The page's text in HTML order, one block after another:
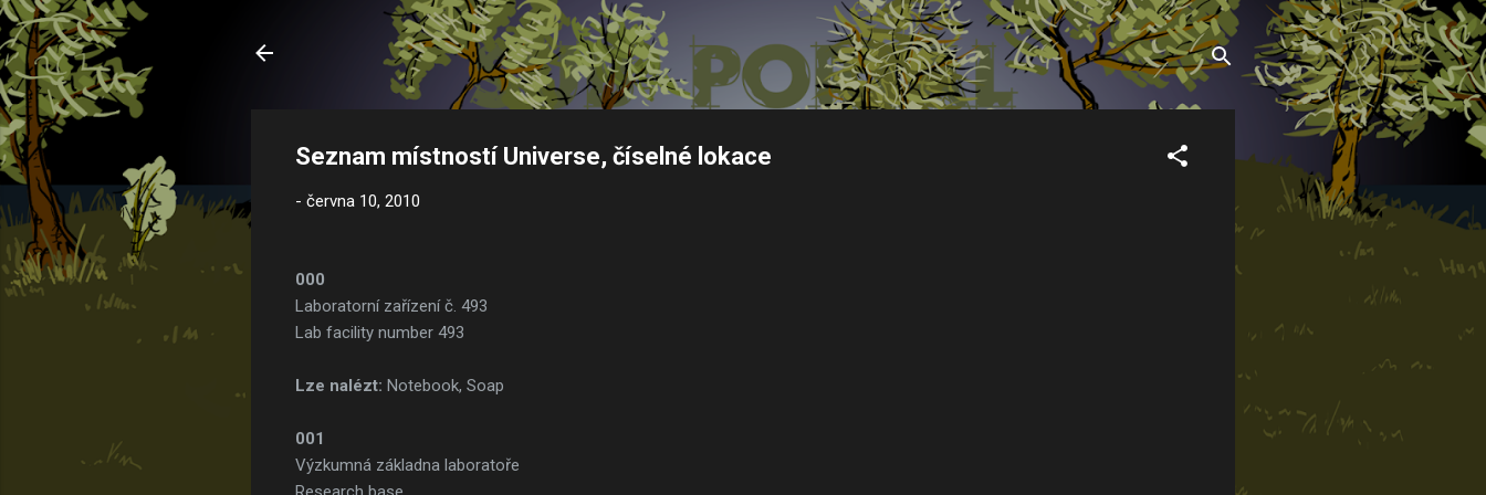
Přeskočit na hlavní obsah
Seznam místností Universe, číselné lokace
- června 10, 2010
000
Laboratorní zařízení č. 493
Lab facility number 493
Lze nalézt: Notebook, Soap
001
Výzkumná základna laboratoře